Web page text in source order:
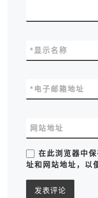
显示名称
*
电子邮箱地址
*
网站地址
在此浏览器中
址和网站地址，以